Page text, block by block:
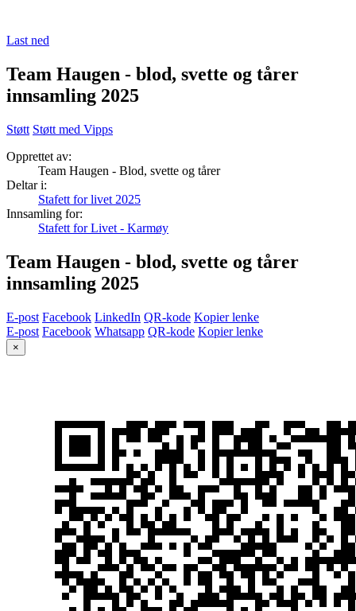
Last ned
Team Haugen - blod, svette og tårer
innsamling 2025
Støtt Støtt med Vipps
Opprettet av:
Team Haugen - Blod, svette og tårer
Deltar i:
Stafett for livet 2025
Innsamling for:
Stafett for Livet - Karmøy
Team Haugen - blod, svette og tårer
innsamling 2025
E-post Facebook LinkedIn QR-kode Kopier lenke
E-post Facebook Whatsapp QR-kode Kopier lenke
×